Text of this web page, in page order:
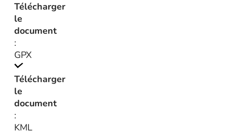
Télécharger
le
document
:
GPX
Télécharger
le
document
:
KML